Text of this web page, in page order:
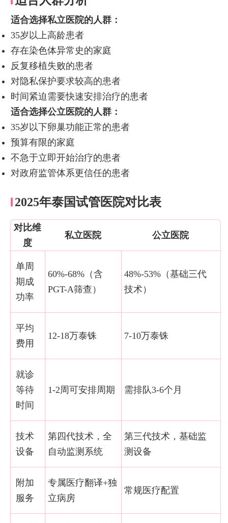
适合选择私立医院的人群：
35岁以上高龄患者
存在染色体异常史的家庭
反复移植失败的患者
对隐私保护要求较高的患者
时间紧迫需要快速安排治疗的患者
适合选择公立医院的人群：
35岁以下卵巢功能正常的患者
预算有限的家庭
不急于立即开始治疗的患者
对政府监管体系更信任的患者
2025年泰国试管医院对比表
对比维
度
私立医院 公立医院
单周
期成
功率
60%-68%（含
PGT-A筛查）
48%-53%（基础三代
技术）
平均
费用
12-18万泰铢 7-10万泰铢
就诊
等待
时间
1-2周可安排周期 需排队3-6个月
技术
设备
第四代技术，全
自动监测系统
第三代技术，基础监
测设备
附加
服务
专属医疗翻译+独
立病房
常规医疗配置